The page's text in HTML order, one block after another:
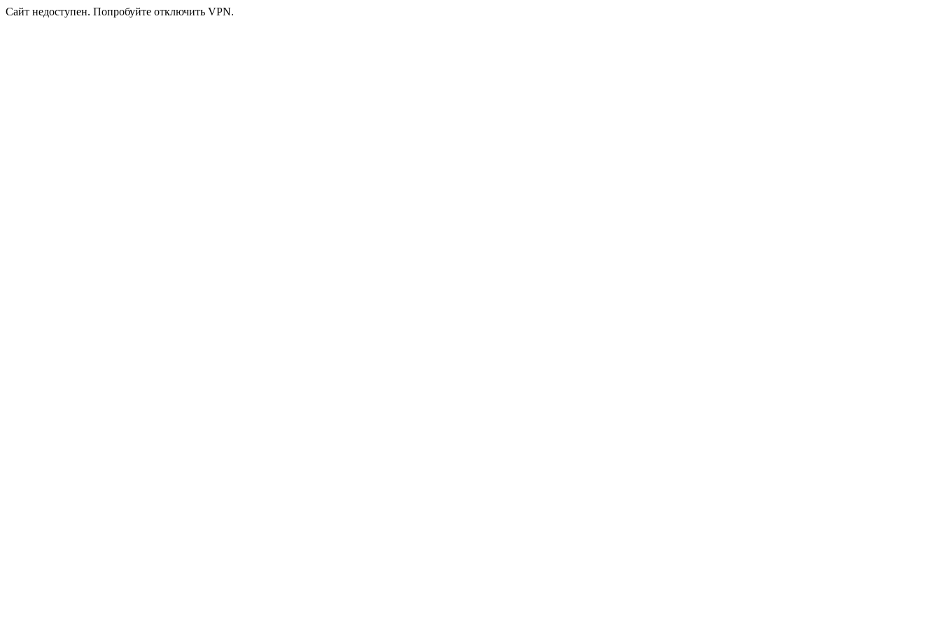
Сайт недоступен. Попробуйте отключить VPN.